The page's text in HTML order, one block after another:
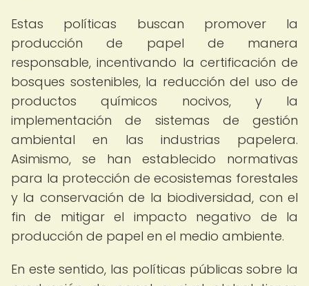
Estas políticas buscan promover la
producción de papel de manera
responsable, incentivando la certificación de
bosques sostenibles, la reducción del uso de
productos químicos nocivos, y la
implementación de sistemas de gestión
ambiental en las industrias papelera.
Asimismo, se han establecido normativas
para la protección de ecosistemas forestales
y la conservación de la biodiversidad, con el
fin de mitigar el impacto negativo de la
producción de papel en el medio ambiente.
En este sentido, las políticas públicas sobre la